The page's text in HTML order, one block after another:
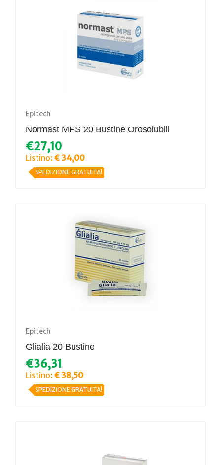
Epitech
Normast MPS 20 Bustine Orosolubili
€27,10
Listino: € 34,00
SPEDIZIONE GRATUITA!
Epitech
Glialia 20 Bustine
€36,31
Listino: € 38,50
SPEDIZIONE GRATUITA!